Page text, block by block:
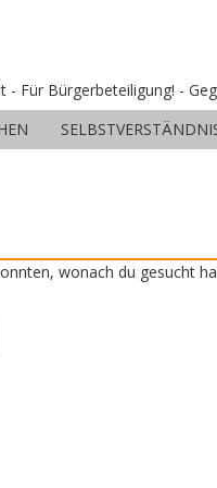
Für Bürgerbeteiligung! -
wonach du gesucht